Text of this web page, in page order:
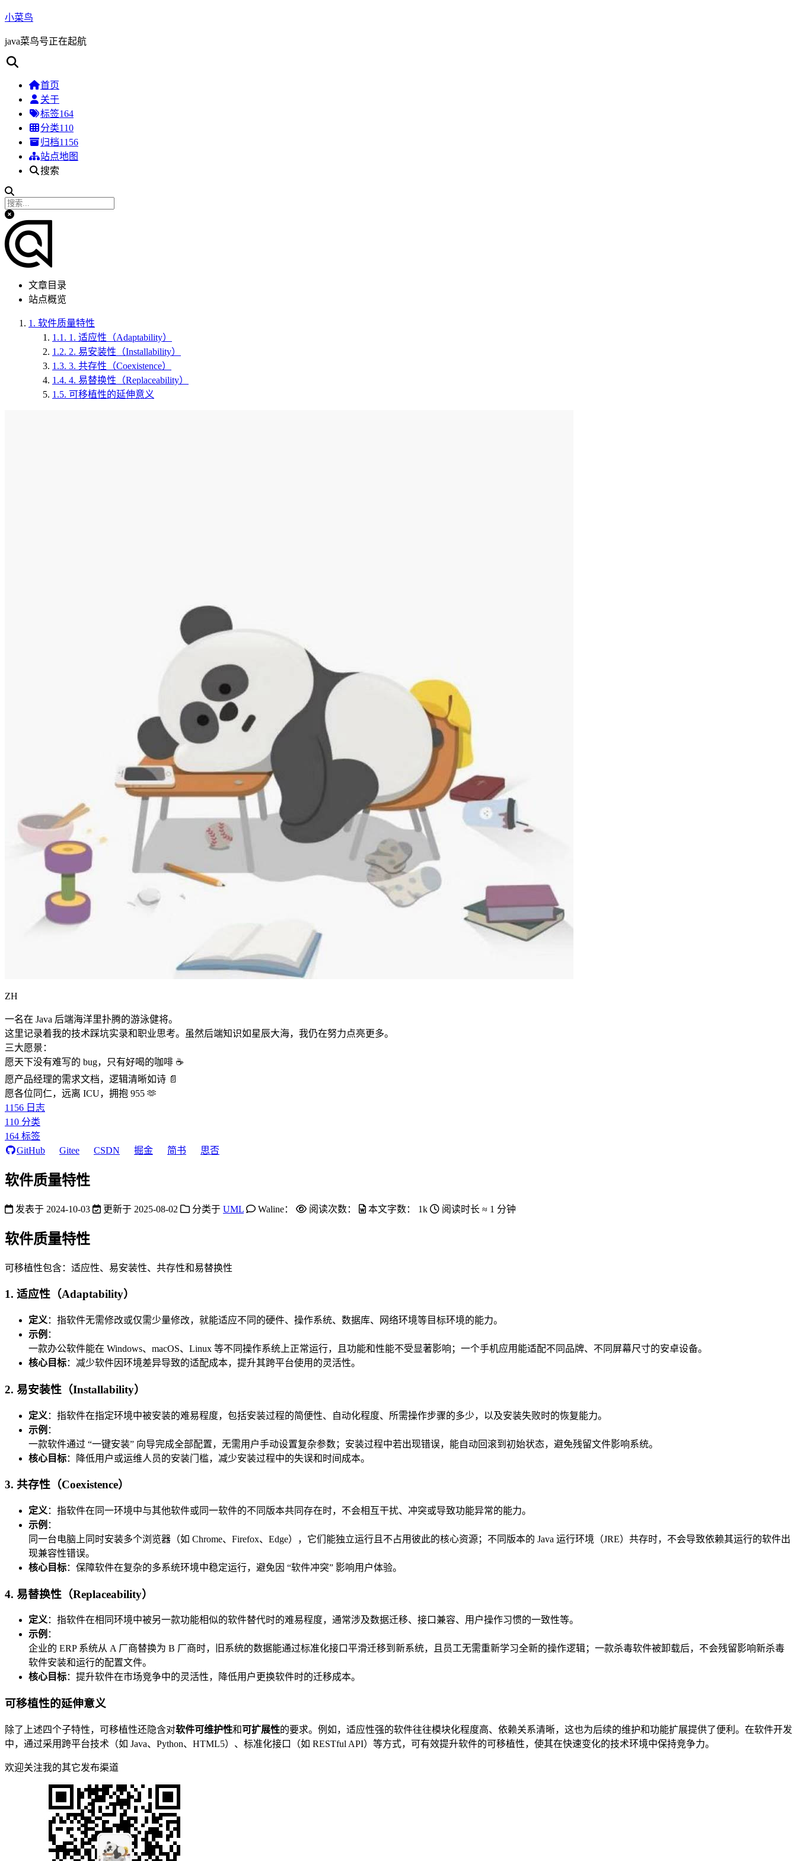
小菜鸟
java菜鸟号正在起航
首页
关于
标签164
分类110
归档1156
站点地图
搜索
文章目录
站点概览
1. 软件质量特性
1.1. 1. 适应性（Adaptability）
1.2. 2. 易安装性（Installability）
1.3. 3. 共存性（Coexistence）
1.4. 4. 易替换性（Replaceability）
1.5. 可移植性的延伸意义
ZH
一名在 Java 后端海洋里扑腾的游泳健将。
这里记录着我的技术踩坑实录和职业思考。虽然后端知识如星辰大海，我仍在努力点亮更多。
三大愿景：
愿天下没有难写的 bug，只有好喝的咖啡 ☕️
愿产品经理的需求文档，逻辑清晰如诗 📄
愿各位同仁，远离 ICU，拥抱 955 🫶
1156 日志
110 分类
164 标签
GitHub
Gitee CSDN 掘金 简书 思否
软件质量特性
发表于 2024-10-03 更新于 2025-08-02 分类于 UML Waline： 阅读次数： 本文字数： 1k 阅读时长 ≈ 1 分钟
软件质量特性
可移植性包含：适应性、易安装性、共存性和易替换性
1. 适应性（Adaptability）
定义 ：指软件无需修改或仅需少量修改，就能适应不同的硬件、操作系统、数据库、网络环境等目标环境的能力。
示例 ：
一款办公软件能在 Windows、macOS、Linux 等不同操作系统上正常运行，且功能和性能不受显著影响；一个手机应用能适配不同品牌、不同屏幕尺寸的安卓设备。
核心目标：减少软件因环境差异导致的适配成本，提升其跨平台使用的灵活性。
2. 易安装性（Installability）
定义 ：指软件在指定环境中被安装的难易程度，包括安装过程的简便性、自动化程度、所需操作步骤的多少，以及安装失败时的恢复能力。
示例 ：
一款软件通过 “一键安装” 向导完成全部配置，无需用户手动设置复杂参数；安装过程中若出现错误，能自动回滚到初始状态，避免残留文件影响系统。
核心目标：降低用户或运维人员的安装门槛，减少安装过程中的失误和时间成本。
3. 共存性（Coexistence）
定义 ：指软件在同一环境中与其他软件或同一软件的不同版本共同存在时，不会相互干扰、冲突或导致功能异常的能力。
示例 ：
同一台电脑上同时安装多个浏览器（如 Chrome、Firefox、Edge），它们能独立运行且不占用彼此的核心资源；不同版本的 Java 运行环境（JRE）共存时，不会导致依赖其运行的软件出
现兼容性错误。
核心目标：保障软件在复杂的多系统环境中稳定运行，避免因 “软件冲突” 影响用户体验。
4. 易替换性（Replaceability）
定义 ：指软件在相同环境中被另一款功能相似的软件替代时的难易程度，通常涉及数据迁移、接口兼容、用户操作习惯的一致性等。
示例 ：
企业的 ERP 系统从 A 厂商替换为 B 厂商时，旧系统的数据能通过标准化接口平滑迁移到新系统，且员工无需重新学习全新的操作逻辑；一款杀毒软件被卸载后，不会残留影响新杀毒
软件安装和运行的配置文件。
核心目标：提升软件在市场竞争中的灵活性，降低用户更换软件时的迁移成本。
可移植性的延伸意义
除了上述四个子特性，可移植性还隐含对软件可维护性和可扩展性的要求。例如，适应性强的软件往往模块化程度高、依赖关系清晰，这也为后续的维护和功能扩展提供了便利。在软件开发
中，通过采用跨平台技术（如 Java、Python、HTML5）、标准化接口（如 RESTful API）等方式，可有效提升软件的可移植性，使其在快速变化的技术环境中保持竞争力。
欢迎关注我的其它发布渠道